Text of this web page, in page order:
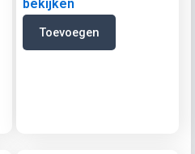
bekijken
Toevoegen